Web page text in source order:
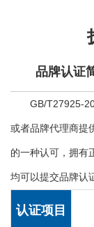
品牌认证
GB/T27925-
或者品牌代理商提
的一种认可，拥有
均可以提交品牌认
认证项目